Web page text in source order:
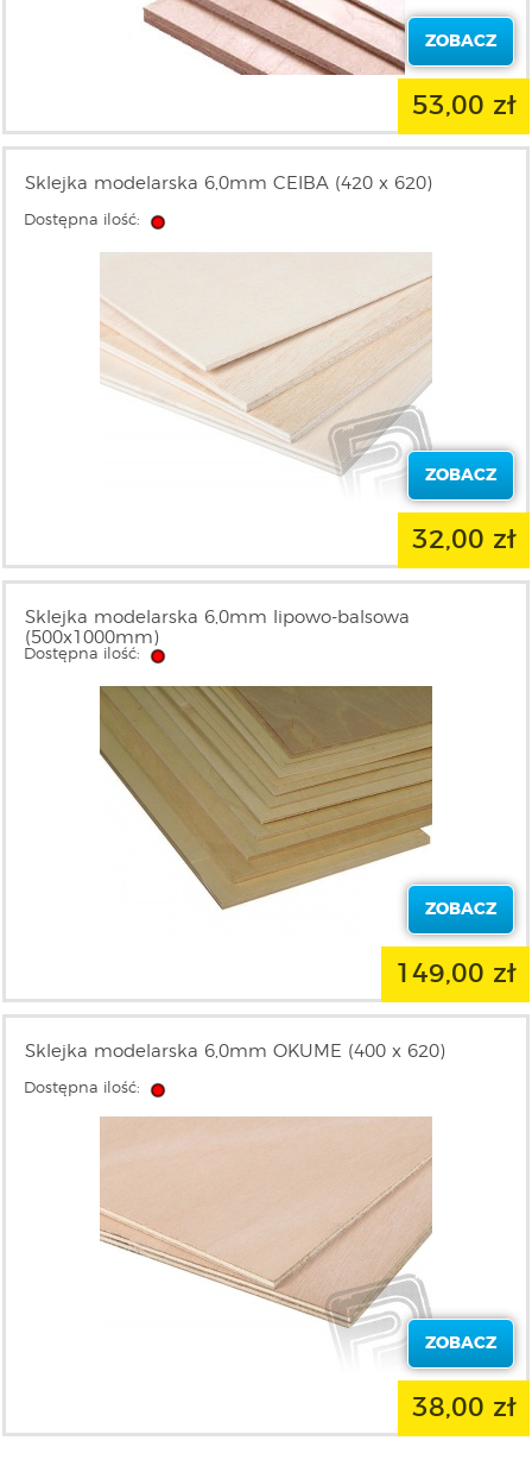
ZOBACZ
53,00 zł
Sklejka modelarska 6,0mm CEIBA (420 x 620)
Dostępna ilość:
ZOBACZ
32,00 zł
Sklejka modelarska 6,0mm lipowo-balsowa
(500x1000mm)
Dostępna ilość:
ZOBACZ
149,00 zł
Sklejka modelarska 6,0mm OKUME (400 x 620)
Dostępna ilość:
ZOBACZ
38,00 zł